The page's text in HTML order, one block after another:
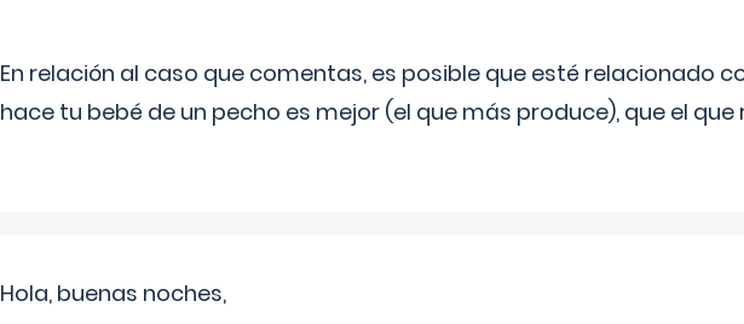
En relación al caso que comentas, es posible que esté relacionado
hace tu bebé de un pecho es mejor (el que más produce), que el que
Hola, buenas noches,